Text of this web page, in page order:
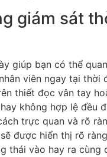
giám sát
giúp bạn có thể
viên ngay tại thời
thiết đọc vân tay
không hợp lệ đều
trực quan và rõ
được hiển thị rõ
thái vào hay ra cùng